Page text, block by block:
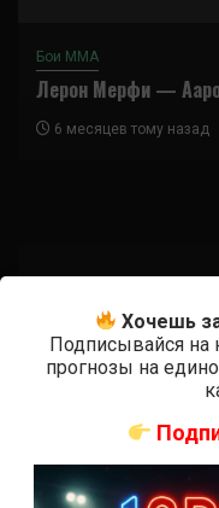
Бои ММА
Лерон Мерфи —
6 месяцев тому назад
ПодписатьсяХочешь
Подписывайся на
прогнозы на